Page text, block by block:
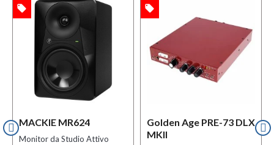
MACKIE MR624
Monitor da Studio Attivo
local_offer
Golden Age PRE-73 DLX
MKII
OFFERTA local_offer